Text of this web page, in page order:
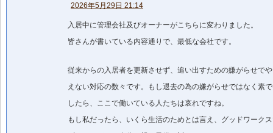
2026年5月29日 21:14
入居中に管理会社及びオーナーがこちらに変わりました。
皆さんが書いている内容通りで、最低な会社です。
従来からの入居者を更新させず、追い出すための嫌がらせで
えない対応の数々です。もし退去の為の嫌がらせではなく素
したら、ここで働いている人たちは哀れですね。
もし私だったら、いくら生活のためとは言え、グッドワーク